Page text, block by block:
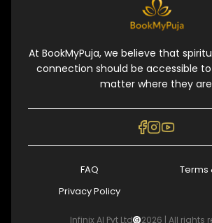
At BookMyPuja, we believe that
connection should be accessible
matter where they
FAQ
Terms
Privacy Policy
Infinix AI Pvt Ltd 2026 | All rights